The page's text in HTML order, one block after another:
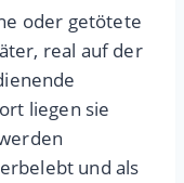
oder getötete
real auf der
liegen sie
und als